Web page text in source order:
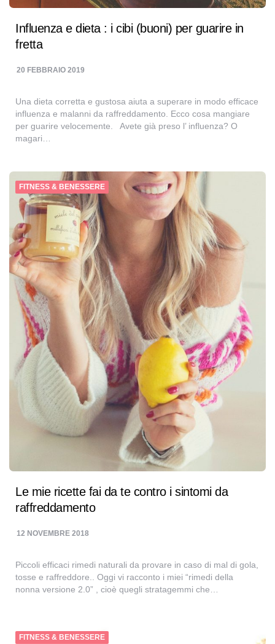
Influenza e dieta : i cibi (buoni) per guarire in
fretta
20 FEBBRAIO 2019
Una dieta corretta e gustosa aiuta a superare in modo efficace
influenza e malanni da raffreddamento. Ecco cosa mangiare
per guarire velocemente. Avete già preso l’ influenza? O
magari…
FITNESS & BENESSERE
Le mie ricette fai da te contro i sintomi da
raffreddamento
12 NOVEMBRE 2018
Piccoli efficaci rimedi naturali da provare in caso di mal di gola,
tosse e raffreddore.. Oggi vi racconto i miei “rimedi della
nonna versione 2.0” , cioè quegli stratagemmi che…
FITNESS & BENESSERE